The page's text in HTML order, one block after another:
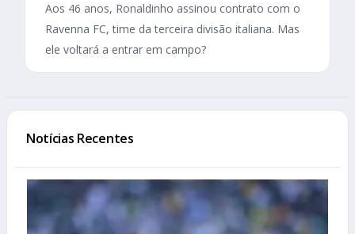
Aos 46 anos, Ronaldinho assinou contrato com o
Ravenna FC, time da terceira divisão italiana. Mas
ele voltará a entrar em campo?
Notícias Recentes